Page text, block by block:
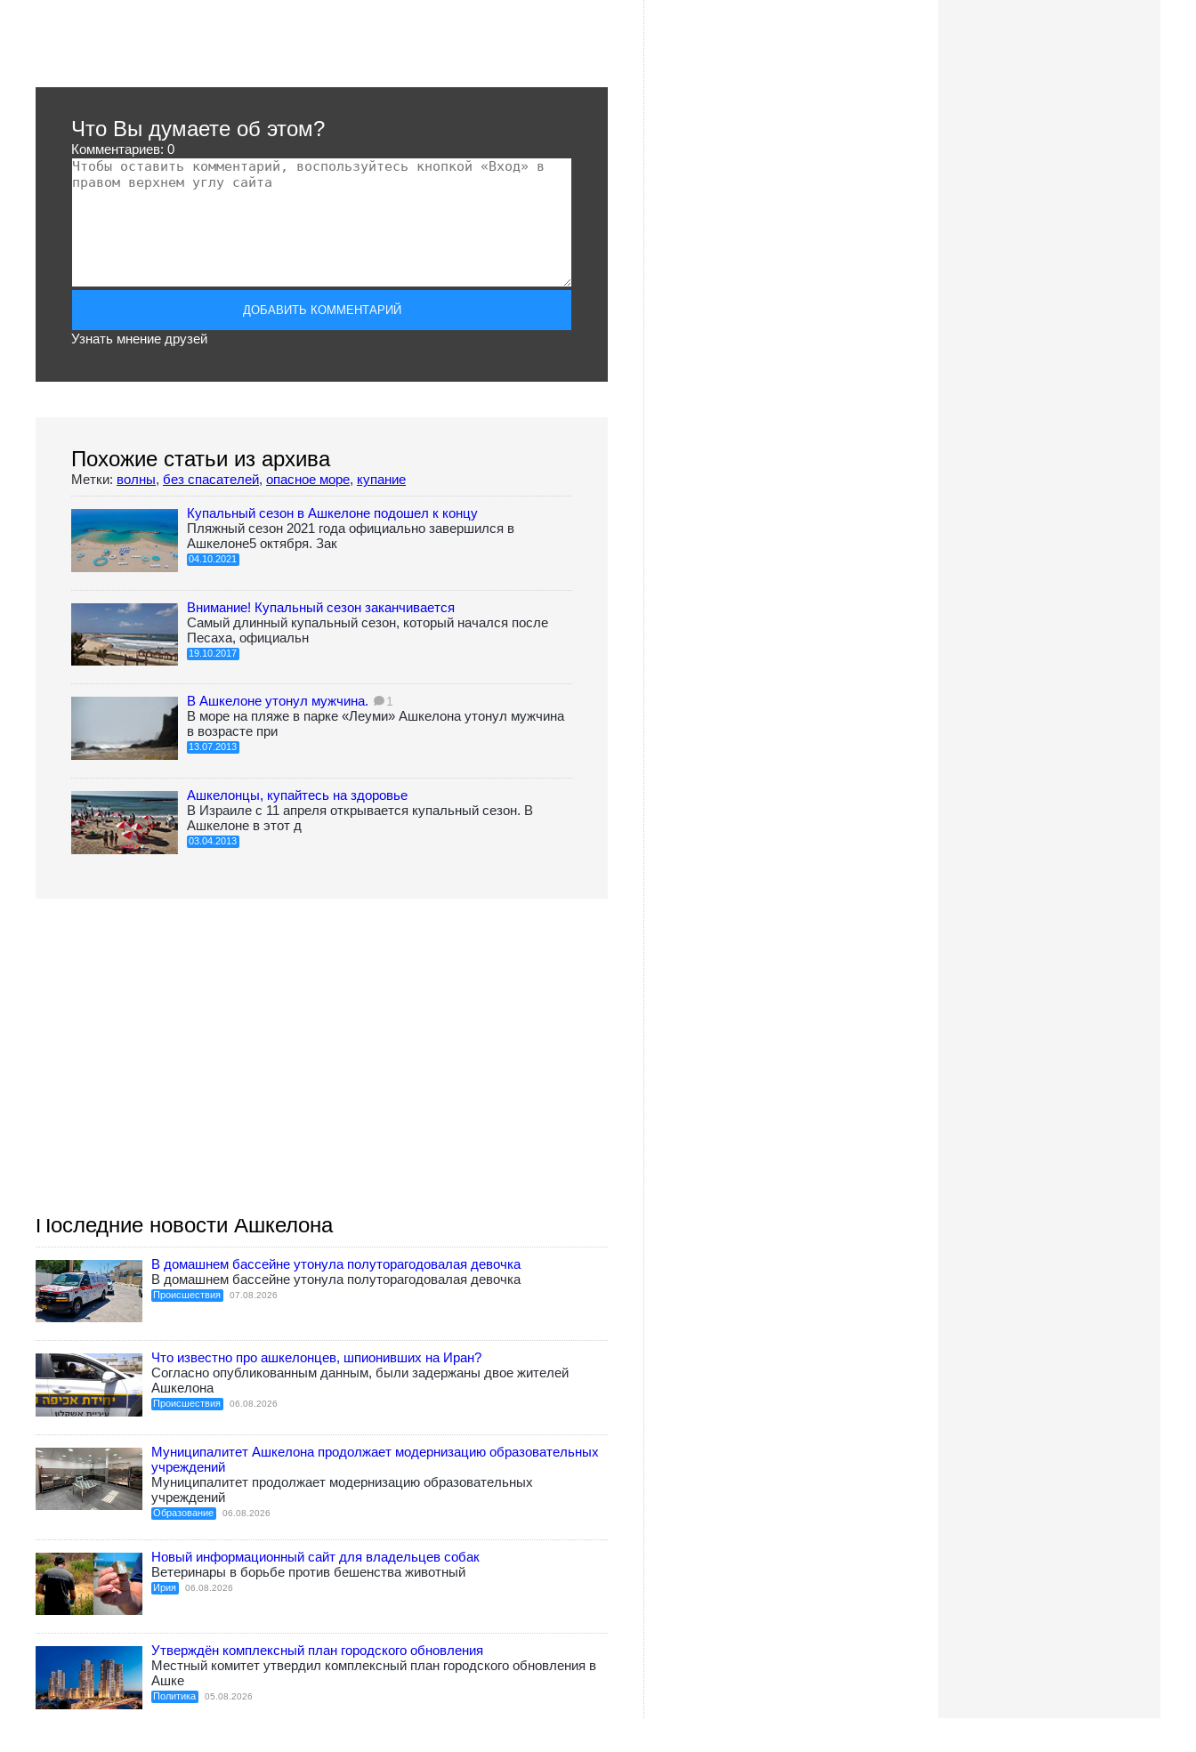
Что Вы думаете об этом?
Комментариев: 0
Узнать мнение друзей
Похожие статьи из архива
Метки: волны, без спасателей, опасное море, купание
Купальный сезон в Ашкелоне подошел к концу
Пляжный сезон 2021 года официально завершился в
Ашкелоне5 октября. Зак
04.10.2021
Внимание! Купальный сезон заканчивается
Самый длинный купальный сезон, который начался после
Песаха, официальн
19.10.2017
В Ашкелоне утонул мужчина. 1
В море на пляже в парке «Леуми» Ашкелона утонул мужчина
в возрасте при
13.07.2013
Ашкелонцы, купайтесь на здоровье
В Израиле с 11 апреля открывается купальный сезон. В
Ашкелоне в этот д
03.04.2013
Последние новости Ашкелона
В домашнем бассейне утонула полуторагодовалая девочка
В домашнем бассейне утонула полуторагодовалая девочка
Происшествия 07.08.2026
Что известно про ашкелонцев, шпионивших на Иран?
Согласно опубликованным данным, были задержаны двое жителей
Ашкелона
Происшествия 06.08.2026
Муниципалитет Ашкелона продолжает модернизацию образовательных
учреждений
Муниципалитет продолжает модернизацию образовательных
учреждений
Образование 06.08.2026
Новый информационный сайт для владельцев собак
Ветеринары в борьбе против бешенства животный
Ирия 06.08.2026
Утверждён комплексный план городского обновления
Местный комитет утвердил комплексный план городского обновления в
Ашке
Политика 05.08.2026